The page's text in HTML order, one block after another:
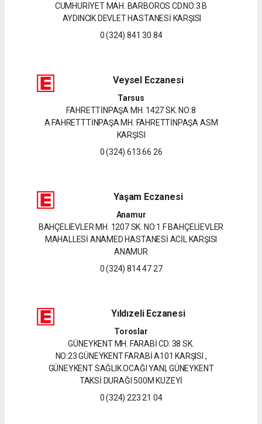
CUMHURİYET MAH. BARBOROS CD.NO:3 B
AYDINCIK DEVLET HASTANESİ KARŞISI
0 (324) 841 30 84
Veysel Eczanesi
Tarsus
FAHRETTİNPAŞA MH. 1427 SK. NO:8
A FAHRETTTİNPAŞA MH. FAHRETTİNPAŞA ASM
KARŞISI
0 (324) 613 66 26
Yaşam Eczanesi
Anamur
BAHÇELİEVLER MH. 1207 SK. NO:1 F BAHÇELİEVLER
MAHALLESİ ANAMED HASTANESİ ACİL KARŞISI
ANAMUR
0 (324) 814 47 27
Yıldızeli Eczanesi
Toroslar
GÜNEYKENT MH. FARABİ CD. 38 SK.
NO:23 GÜNEYKENT FARABİ A101 KARŞISI ,
GÜNEYKENT SAĞLIK OCAĞI YANI, GÜNEYKENT
TAKSİ DURAĞI 500M KUZEYİ
0 (324) 223 21 04